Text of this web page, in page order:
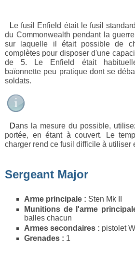
Le fusil Enfield était le fusil standard de toutes les troupes
du Commonwealth pendant la
sur laquelle il était possible de
complètes pour disposer d'une
de 5. Le Enfield était
baïonnette peu pratique dont se
soldats.
Dans la mesure du possible, utilisez cette arme à longue
portée, en étant à couvert. Le
charger rend ce fusil difficile à utiliser
Sergeant Major
Arme principale : Sten Mk II
Munitions de l'arme
balles chacun
Armes secondaires : pistolet
Grenades : 1